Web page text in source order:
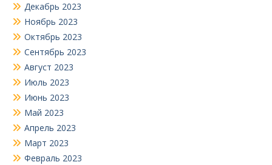
Декабрь 2023
Ноябрь 2023
Октябрь 2023
Сентябрь 2023
Август 2023
Июль 2023
Июнь 2023
Май 2023
Апрель 2023
Март 2023
Февраль 2023